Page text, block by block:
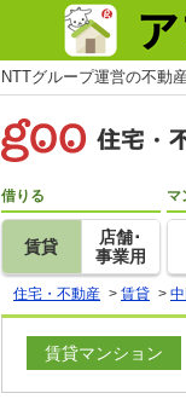
NTTグループ運営の不動
借りる
賃貸
店舗･
事業用
マ
住宅・不動産 > 賃貸 >
賃貸マンション